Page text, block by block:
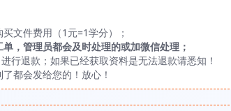
文件费用（1元=1学分）；
，管理员都会及时处理的或加微信处理；
行退款；如果已经获取资料是无法退款请悉知！
都会发给您的！放心！